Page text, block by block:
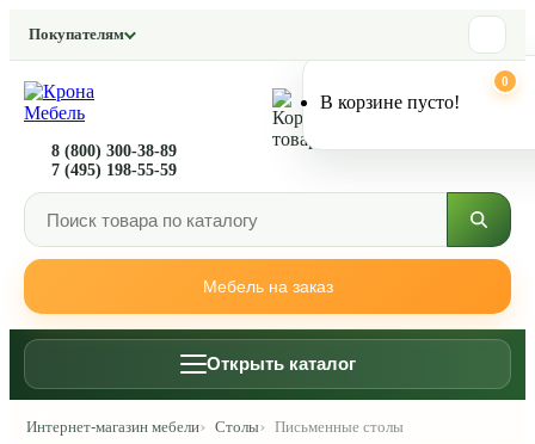
Покупателям
Мебель на заказ
8 (800) 300-38-89
7 (495) 198-55-59
0
В корзине пусто!
Открыть каталог
Интернет-магазин мебели Столы Письменные столы